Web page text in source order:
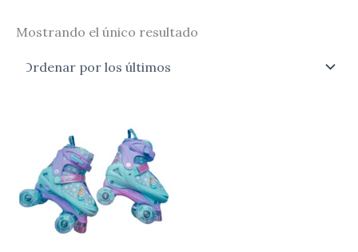
Mostrando el único resultado